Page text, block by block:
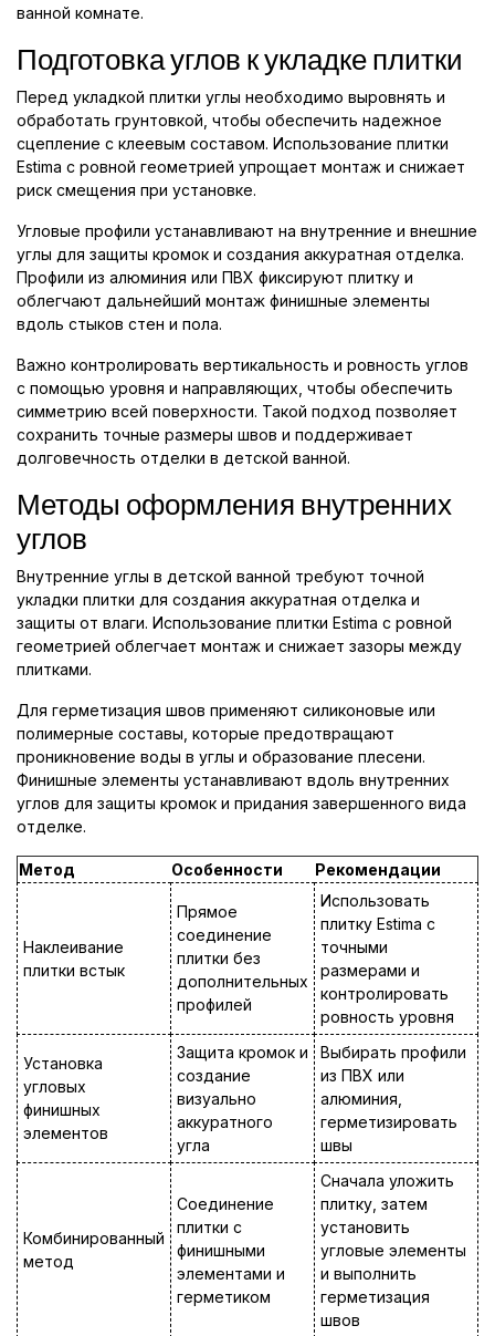
ванной комнате.
Подготовка углов к укладке плитки
Перед укладкой плитки углы необходимо выровнять и
обработать грунтовкой, чтобы обеспечить надежное
сцепление с клеевым составом. Использование плитки
Estima с ровной геометрией упрощает монтаж и снижает
риск смещения при установке.
Угловые профили устанавливают на внутренние и внешние
углы для защиты кромок и создания аккуратная отделка.
Профили из алюминия или ПВХ фиксируют плитку и
облегчают дальнейший монтаж финишные элементы
вдоль стыков стен и пола.
Важно контролировать вертикальность и ровность углов
с помощью уровня и направляющих, чтобы обеспечить
симметрию всей поверхности. Такой подход позволяет
сохранить точные размеры швов и поддерживает
долговечность отделки в детской ванной.
Методы оформления внутренних
углов
Внутренние углы в детской ванной требуют точной
укладки плитки для создания аккуратная отделка и
защиты от влаги. Использование плитки Estima с ровной
геометрией облегчает монтаж и снижает зазоры между
плитками.
Для герметизация швов применяют силиконовые или
полимерные составы, которые предотвращают
проникновение воды в углы и образование плесени.
Финишные элементы устанавливают вдоль внутренних
углов для защиты кромок и придания завершенного вида
отделке.
Метод Особенности Рекомендации
Наклеивание
плитки встык
Прямое
соединение
плитки без
дополнительных
профилей
Использовать
плитку Estima с
точными
размерами и
контролировать
ровность уровня
Установка
угловых
финишных
элементов
Защита кромок и
создание
визуально
аккуратного
угла
Выбирать профили
из ПВХ или
алюминия,
герметизировать
швы
Комбинированный
метод
Соединение
плитки с
финишными
элементами и
герметиком
Сначала уложить
плитку, затем
установить
угловые элементы
и выполнить
герметизация
швов